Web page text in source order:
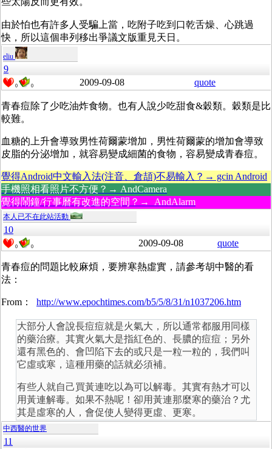
由於怕也有許多人受騙上當，吃附子吃到口乾舌燥、心跳過
快，所以這個串列移出爭議文版重見天日。
eliu
9
0 0 2009-09-08 quote
青春痘除了少吃油炸食物。也有人說少吃甜食&穀類。穀類是比
較難。
血糖的上升會導致男性荷爾蒙增加，男性荷爾蒙的增加會導致
皮脂的分泌增加，就容易變成細菌的食物，容易變成青春痘。
覺得Android中文輸入法(注音、倉頡)不易輸入？→ gcin Android
手機照相看照片不方便？→ AndCamera
覺得鬧鐘/行事曆有改進的空間？→ AndAlarm
本人已不在此站活動
10
0 0 2009-09-08 quote
青春痘的問題比較麻煩，要辨寒熱虛實，請參考胡中醫的看
法：
From： http://www.epochtimes.com/b5/5/8/31/n1037206.htm
大部分人會說長痘痘就是火氣大，所以通常都服用同樣
的藥治療。其實火氣大是指紅色的、長膿的痘痘；另外
還有黑色的、會凹陷下去的或只是一粒一粒的，我們叫
它虛或寒，這種用藥的話就必須補。
有些人就自己買黃連吃以為可以解毒。其實有熱才可以
用黃連解毒。如果不熱呢！卻用黃連那麼寒的藥治？尤
其是虛寒的人，會促使人變得更虛、更寒。
中西醫的世界
11